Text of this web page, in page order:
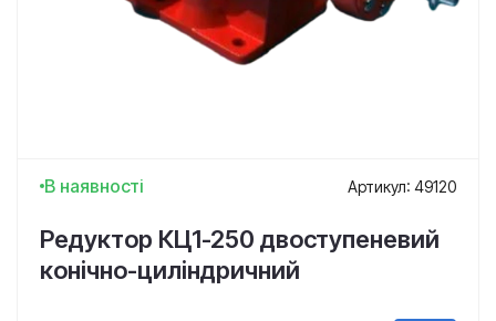
В наявності Артикул: 49120
Редуктор КЦ1-250 двоступеневий
конічно-циліндричний